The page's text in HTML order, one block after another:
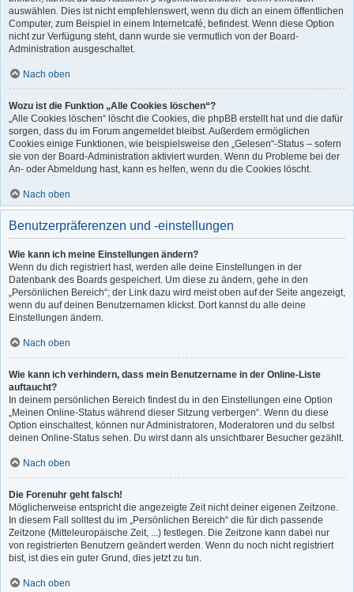
auswählen. Dies ist nicht empfehlenswert, wenn du dich an einem öffentlichen
Computer, zum Beispiel in einem Internetcafé, befindest. Wenn diese Option
nicht zur Verfügung steht, dann wurde sie vermutlich von der Board-
Administration ausgeschaltet.
Nach oben
Wozu ist die Funktion „Alle Cookies löschen“?
„Alle Cookies löschen“ löscht die Cookies, die phpBB erstellt hat und die dafür
sorgen, dass du im Forum angemeldet bleibst. Außerdem ermöglichen
Cookies einige Funktionen, wie beispielsweise den „Gelesen“-Status – sofern
sie von der Board-Administration aktiviert wurden. Wenn du Probleme bei der
An- oder Abmeldung hast, kann es helfen, wenn du die Cookies löscht.
Nach oben
Benutzerpräferenzen und -einstellungen
Wie kann ich meine Einstellungen ändern?
Wenn du dich registriert hast, werden alle deine Einstellungen in der
Datenbank des Boards gespeichert. Um diese zu ändern, gehe in den
„Persönlichen Bereich“; der Link dazu wird meist oben auf der Seite angezeigt,
wenn du auf deinen Benutzernamen klickst. Dort kannst du alle deine
Einstellungen ändern.
Nach oben
Wie kann ich verhindern, dass mein Benutzername in der Online-Liste
auftaucht?
In deinem persönlichen Bereich findest du in den Einstellungen eine Option
„Meinen Online-Status während dieser Sitzung verbergen“. Wenn du diese
Option einschaltest, können nur Administratoren, Moderatoren und du selbst
deinen Online-Status sehen. Du wirst dann als unsichtbarer Besucher gezählt.
Nach oben
Die Forenuhr geht falsch!
Möglicherweise entspricht die angezeigte Zeit nicht deiner eigenen Zeitzone.
In diesem Fall solltest du im „Persönlichen Bereich“ die für dich passende
Zeitzone (Mitteleuropäische Zeit, ...) festlegen. Die Zeitzone kann dabei nur
von registrierten Benutzern geändert werden. Wenn du noch nicht registriert
bist, ist dies ein guter Grund, dies jetzt zu tun.
Nach oben